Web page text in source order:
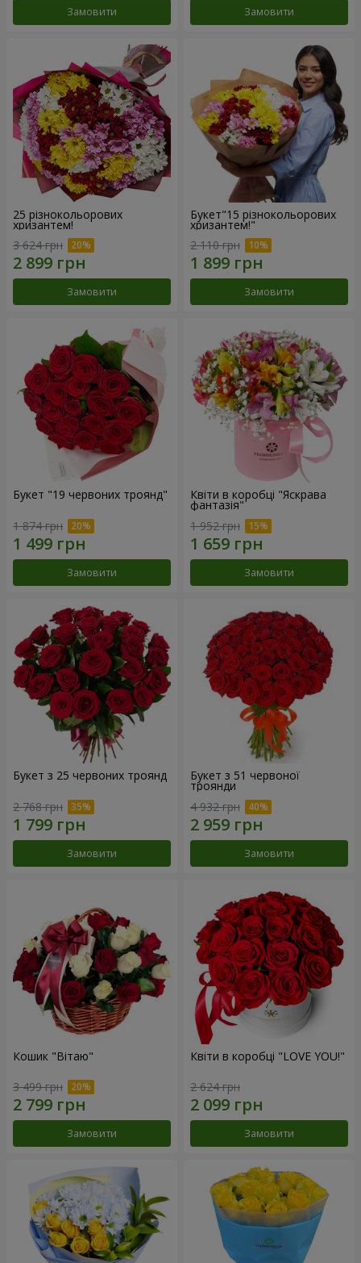
Замовити Замовити
25 різнокольорових
хризантем!
3 624 грн
Замовити
Букет"15 різнокольорових
хризантем!"
2 110 грн
Замовити
Букет "19 червоних троянд"
1 874 грн
Замовити
Квіти в коробці "Яскрава
фантазія"
1 952 грн
Замовити
Букет з 25 червоних троянд
2 768 грн
Замовити
Букет з 51 червоної
троянди
4 932 грн
Замовити
Кошик "Вітаю"
3 499 грн
Замовити
Квіти в коробці "LOVE YOU!"
2 624 грн
Замовити